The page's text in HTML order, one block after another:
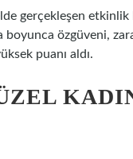
gerçekleşen
boyunca özgüveni,
puanı aldı.